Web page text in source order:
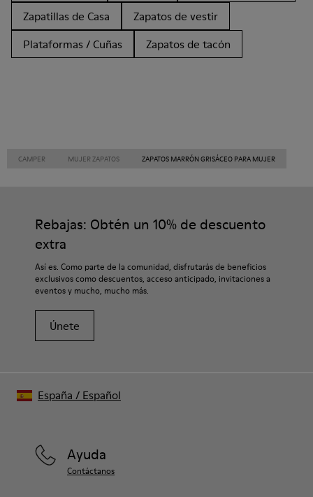
Zapatillas de Casa
Zapatos de vestir
Plataformas / Cuñas
Zapatos de tacón
CAMPER MUJER ZAPATOS ZAPATOS MARRÓN GRISÁCEO PARA MUJER
Rebajas: Obtén un 10% de descuento
extra
Así es. Como parte de la comunidad, disfrutarás de beneficios
exclusivos como descuentos, acceso anticipado, invitaciones a
eventos y mucho, mucho más.
Únete
Ayuda
Contáctanos
España / Español